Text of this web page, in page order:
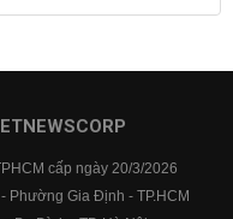
gửi
cấp ngày 20/3/2026
Phường Gia Định - TP.HCM